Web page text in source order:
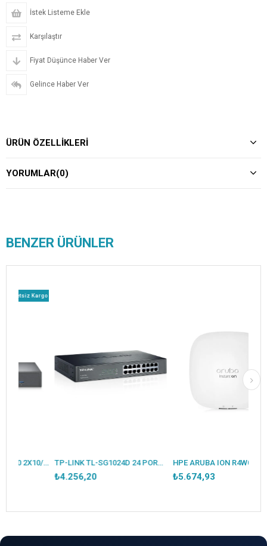
İstek Listeme Ekle
Karşılaştır
Fiyat Düşünce Haber Ver
Gelince Haber Ver
ÜRÜN ÖZELLIKLERI
YORUMLAR(0)
BENZER ÜRÜNLER
TP-LINK OMADA OC300 2X10/100/1000MBPS ETHERNET PORT 1XUSB3.0 HARDWARE CONTROLLER
Kargo
TP-LINK TL-SG1024D 24 PORT GIGABIT METAL KASA RACKMOUNT SWITCH
₺4.256,20 ₺5.674,93